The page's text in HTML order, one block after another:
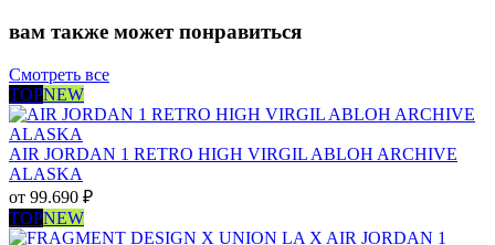
вам также может понравиться
Смотреть все
TOPNEW
AIR JORDAN 1 RETRO HIGH VIRGIL ABLOH ARCHIVE
ALASKA
от 99.690 ₽
TOPNEW